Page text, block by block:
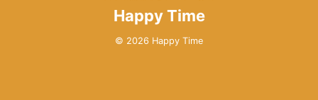
Happy Time
© 2026 Happy Time